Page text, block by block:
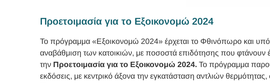
Προετοιμασία για το Εξοικονομώ 2024
Το πρόγραμμα «Εξοικονομώ 2024» έρχεται το Φθινόπωρο και
αναβάθμιση των κατοικιών, με ποσοστά επιδότησης που φτάνουν
την Προετοιμασία για το Εξοικονομώ 2024. Το πρόγραμμα
εκδόσεις, με κεντρικό άξονα την εγκατάσταση αντλιών